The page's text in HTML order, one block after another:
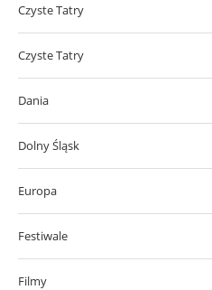
Czyste Tatry
Czyste Tatry
Dania
Dolny Śląsk
Europa
Festiwale
Filmy